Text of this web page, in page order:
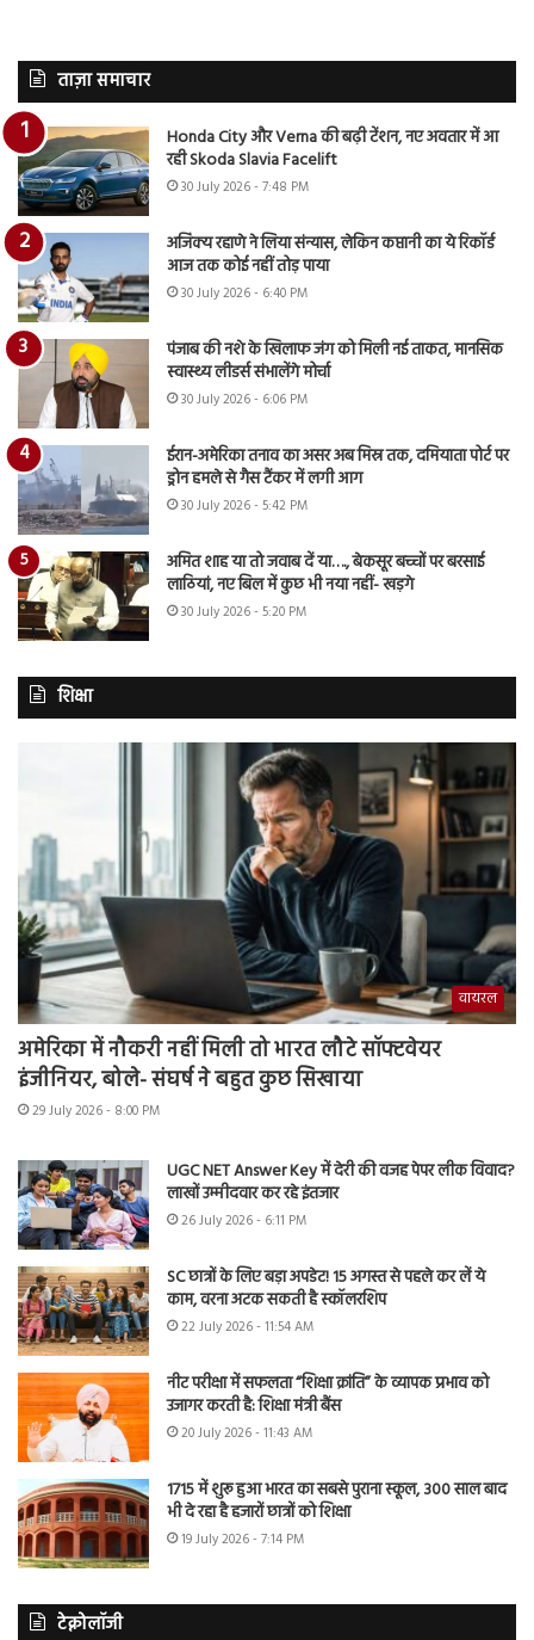
ताज़ा समाचार
Honda City और Verna की बढ़ी टेंशन, नए अवतार में आ
रही Skoda Slavia Facelift
30 July 2026 - 7:48 PM
अजिंक्य रहाणे ने लिया संन्यास, लेकिन कप्तानी का ये रिकॉर्ड
आज तक कोई नहीं तोड़ पाया
30 July 2026 - 6:40 PM
पंजाब की नशे के खिलाफ जंग को मिली नई ताकत, मानसिक
स्वास्थ्य लीडर्स संभालेंगे मोर्चा
30 July 2026 - 6:06 PM
ईरान-अमेरिका तनाव का असर अब मिस्र तक, दमियाता पोर्ट पर
ड्रोन हमले से गैस टैंकर में लगी आग
30 July 2026 - 5:42 PM
अमित शाह या तो जवाब दें या…., बेकसूर बच्चों पर बरसाई
लाठियां, नए बिल में कुछ भी नया नहीं- खड़गे
30 July 2026 - 5:20 PM
शिक्षा
वायरल
अमेरिका में नौकरी नहीं मिली तो भारत लौटे सॉफ्टवेयर
इंजीनियर, बोले- संघर्ष ने बहुत कुछ सिखाया
29 July 2026 - 8:00 PM
UGC NET Answer Key में देरी की वजह पेपर लीक विवाद?
लाखों उम्मीदवार कर रहे इंतजार
26 July 2026 - 6:11 PM
SC छात्रों के लिए बड़ा अपडेट! 15 अगस्त से पहले कर लें ये
काम, वरना अटक सकती है स्कॉलरशिप
22 July 2026 - 11:54 AM
नीट परीक्षा में सफलता “शिक्षा क्रांति” के व्यापक प्रभाव को
उजागर करती है: शिक्षा मंत्री बैंस
20 July 2026 - 11:43 AM
1715 में शुरू हुआ भारत का सबसे पुराना स्कूल, 300 साल बाद
भी दे रहा है हजारों छात्रों को शिक्षा
19 July 2026 - 7:14 PM
टेक्नोलॉजी